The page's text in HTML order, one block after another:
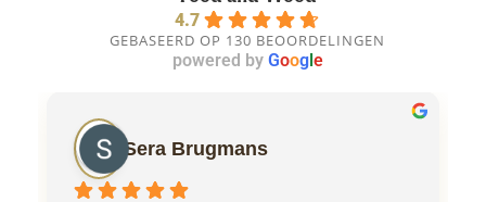
4.7
GEBASEERD OP 130 BEOORDELINGEN
powered by Googl e
Sera Brugmans